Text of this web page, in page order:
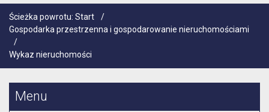
Ścieżka powrotu: Start
/
Gospodarka przestrzenna i gospodarowanie nieruchomościami
/
Wykaz nieruchomości
Menu